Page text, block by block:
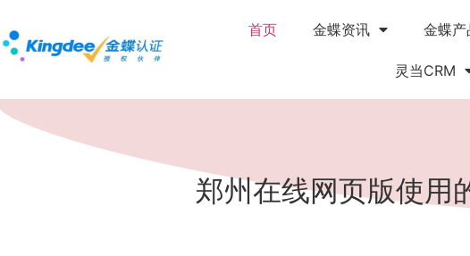
首页 金蝶资讯 金蝶产
灵当CRM
郑州在线网页版使用